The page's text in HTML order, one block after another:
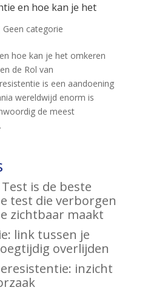
en hoe kan je het
Geen categorie
hoe kan je het omkeren
de Rol van
is een aandoening
wereldwijd enorm is
de meest
is de beste
test die verborgen
zichtbaar maakt
link tussen je
overlijden
inzicht